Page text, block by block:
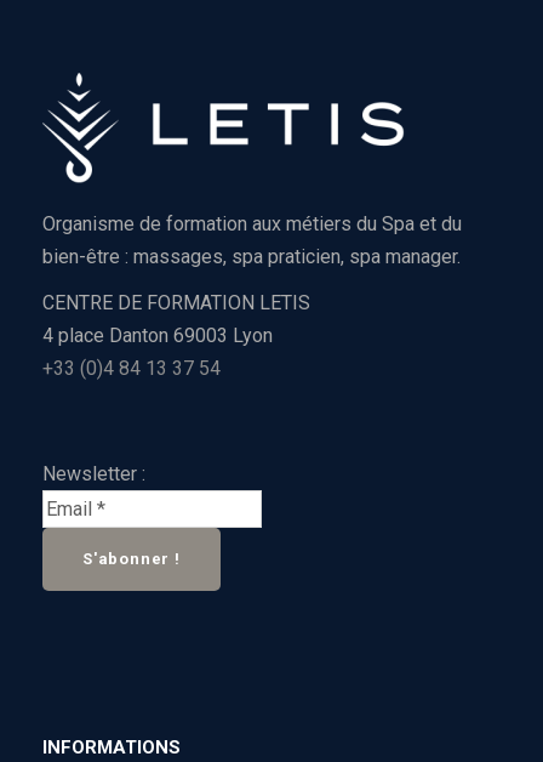
Organisme de formation aux métiers du Spa et du
bien-être : massages, spa praticien, spa manager.
CENTRE DE FORMATION LETIS
4 place Danton 69003 Lyon
+33 (0)4 84 13 37 54
Newsletter :
INFORMATIONS